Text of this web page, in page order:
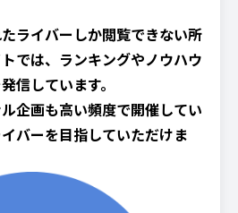
ライバーしか閲覧できない所
では、ランキングやノウハウ
信しています。
企画も高い頻度で開催してい
バーを目指していただけま